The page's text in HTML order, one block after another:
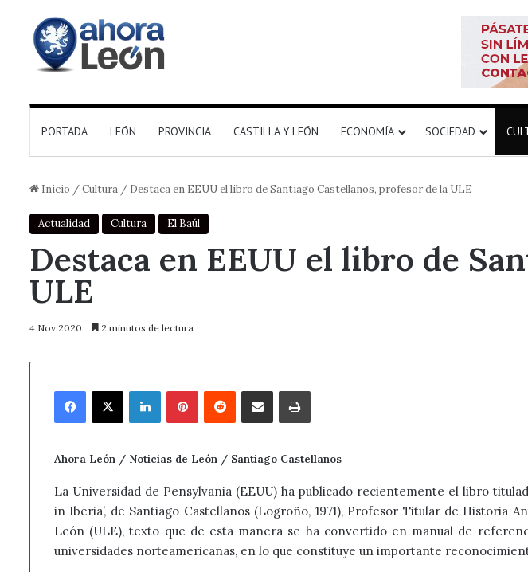
PORTADA LEÓN PROVINCIA CASTILLA Y LEÓN ECONOMÍA SOCIEDAD
Inicio /Cultura / Destaca en EEUU el libro de Santiago Castellanos, profesor de la ULE
Actualidad Cultura El Baúl
Destaca en EEUU el libro de
ULE
4 Nov 2020 2 minutos de lectura
Facebook
X LinkedInPinterestReddit Compartir por correo electrónicoImprimir
Ahora León / Noticias de León / Santiago Castellanos
La Universidad de Pensylvania (EEUU) ha publicado recientemente el libro
in Iberia’, de Santiago Castellanos (Logroño, 1971), Profesor Titular de Historia
León (ULE), texto que de esta manera se ha convertido en manual de
universidades norteamericanas, en lo que constituye un importante